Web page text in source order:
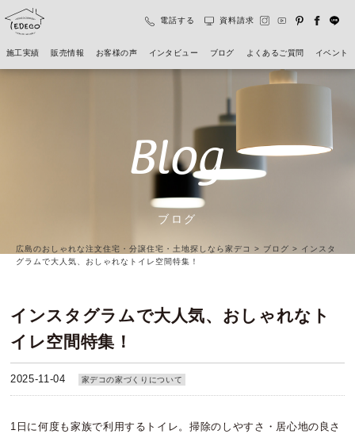
施工実績 販売情報 お客様の声 インタビュー ブログ よくあるご質問 イベント
電話する 資料請求
Blog
ブログ
広島のおしゃれな注文住宅・分譲住宅・土地探しなら家デコ > ブログ > インスタ
グラムで大人気、おしゃれなトイレ空間特集！
インスタグラムで大人気、おしゃれなト
イレ空間特集！
2025-11-04 家デコの家づくりについて
1日に何度も家族で利用するトイレ。掃除のしやすさ・居心地の良さ